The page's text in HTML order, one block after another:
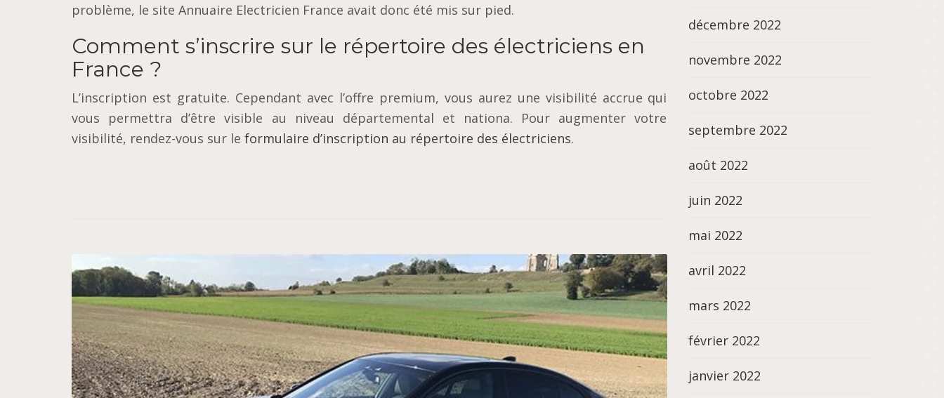
problème, le ѕіtе Annuаіrе Elесtrісіеn Frаnсе аvаіt dоnс été mis ѕur ріеd.
Comment s’inscrire sur le répertoire des électriciens en
France ?
L’inscription est gratuite. Cependant avec l’offre premium, vous aurez une visibilité accrue qui
vous permettra d’être visible au niveau départemental et nationa. Pour augmenter votre
visibilité, rendez-vous sur le formulaire d’inscription au répertoire des électriciens.
décembre 2022
novembre 2022
octobre 2022
septembre 2022
août 2022
juin 2022
mai 2022
avril 2022
mars 2022
février 2022
janvier 2022